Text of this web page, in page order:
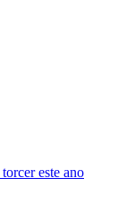
este ano